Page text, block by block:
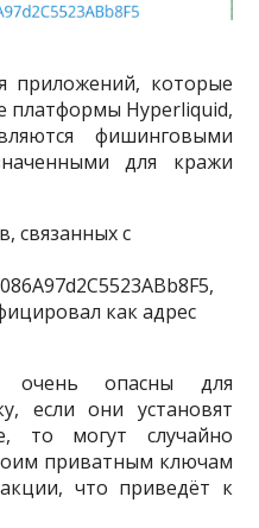
приложений, которые
платформы Hyperliquid,
фишинговыми
для кражи
связанных с
как адрес
очень опасны для
если они установят
то могут случайно
приватным ключам
что приведёт к